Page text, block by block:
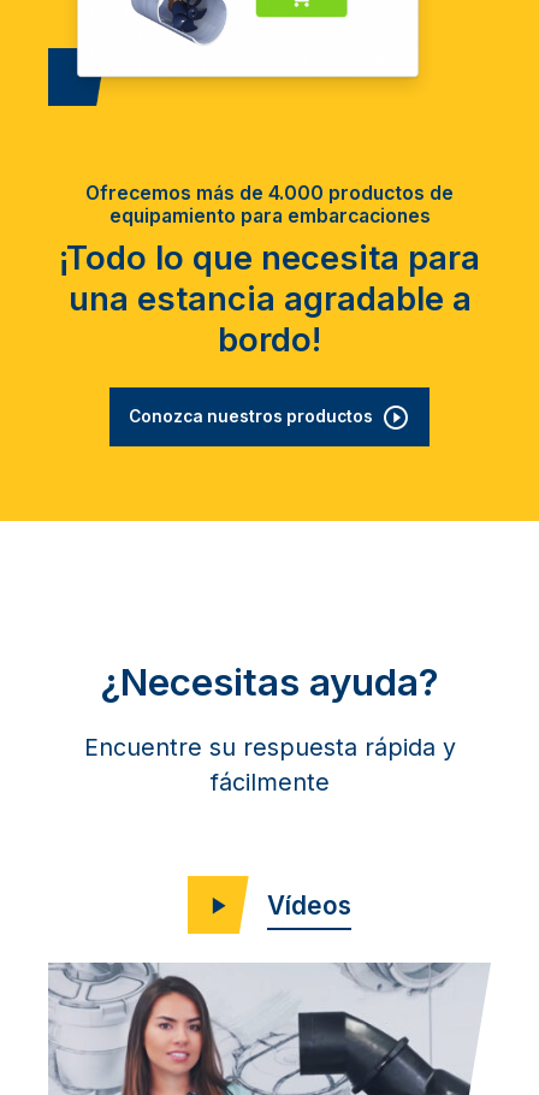
Ofrecemos más de 4.000 productos de
equipamiento para embarcaciones
¡Todo lo que necesita para
una estancia agradable a
bordo!
Conozca nuestros productos
¿Necesitas ayuda?
Encuentre su respuesta rápida y
fácilmente
Vídeos